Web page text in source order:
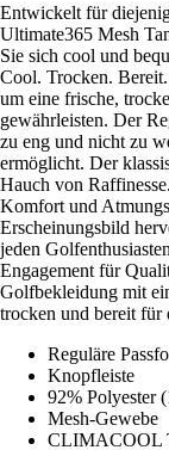
Entwickelt für
Ultimate365 Mesh
Sie sich cool und
Cool. Trocken.
um eine frische,
gewährleisten. Der
zu eng und nicht zu
ermöglicht. Der
Hauch von
Komfort und
Erscheinungsbild
jeden
Engagement für
Golfbekleidung mit
trocken und bereit für
Reguläre
Knopfleiste
92% Polyester
Mesh-Gewebe
CLIMACOOL